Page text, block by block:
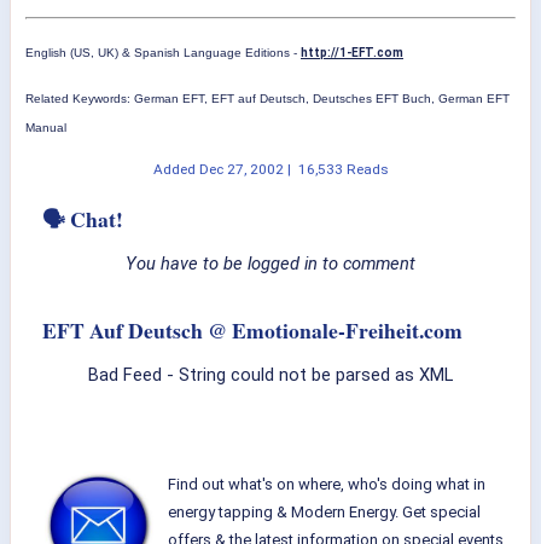
English (US, UK) & Spanish Language Editions - http://1-EFT.com
Related Keywords: German EFT, EFT auf Deutsch, Deutsches EFT Buch, German EFT
Manual
Added Dec 27, 2002| 16,533 Reads
🗣 Chat!
You have to be logged in to comment
EFT Auf Deutsch @ Emotionale-Freiheit.com
Bad Feed - String could not be parsed as XML
Find out what's on where, who's doing what in
energy tapping & Modern Energy. Get special
offers & the latest information on special events,